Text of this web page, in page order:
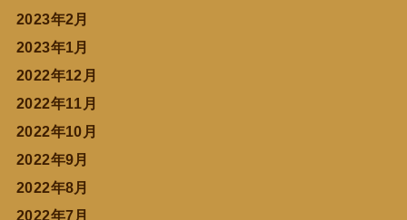
2023年2月
2023年1月
2022年12月
2022年11月
2022年10月
2022年9月
2022年8月
2022年7月